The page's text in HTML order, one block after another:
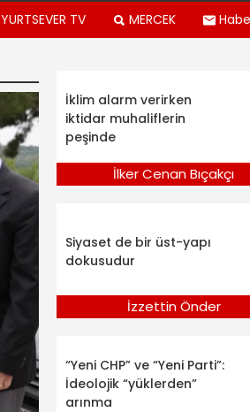
YURTSEVER TV MERCEK
İklim alarm verirken
iktidar muhaliflerin
peşinde
İlker Cenan Bıçakçı
Siyaset de bir üst-yapı
dokusudur
İzzettin Önder
“Yeni CHP” ve “Yeni Parti”:
İdeolojik “yüklerden”
arınma